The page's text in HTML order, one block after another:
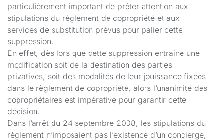
particulièrement important de prêter attention aux
stipulations du règlement de copropriété et aux
services de substitution prévus pour palier cette
suppression.
En effet, dès lors que cette suppression entraine une
modification soit de la destination des parties
privatives, soit des modalités de leur jouissance fixées
dans le règlement de copropriété, alors l’unanimité des
copropriétaires est impérative pour garantir cette
décision.
Dans l’arrêt du 24 septembre 2008, les stipulations du
règlement n’imposaient pas l’existence d’un concierge,